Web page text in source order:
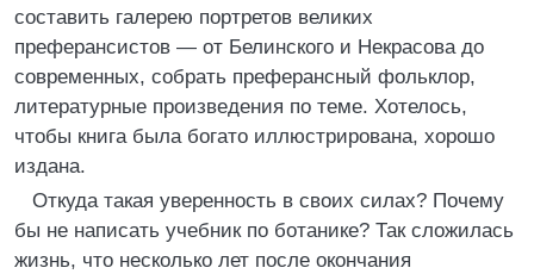
составить галерею портретов великих
преферансистов ― от Белинского и Некрасова до
современных, собрать преферансный фольклор,
литературные произведения по теме. Хотелось,
чтобы книга была богато иллюстрирована, хорошо
издана.
Откуда такая уверенность в своих силах? Почему
бы не написать учебник по ботанике? Так сложилась
жизнь, что несколько лет после окончания